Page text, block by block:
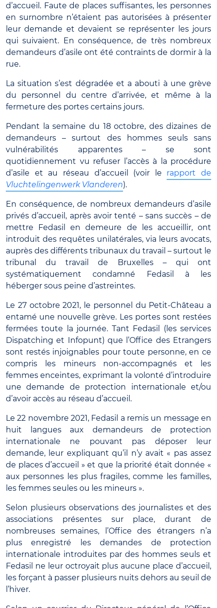
d’accueil. Faute de places suffisantes, les personnes
en surnombre n’étaient pas autorisées à présenter
leur demande et devaient se représenter les jours
qui suivaient. En conséquence, de très nombreux
demandeurs d’asile ont été contraints de dormir à la
rue.
La situation s’est dégradée et a abouti à une grève
du personnel du centre d’arrivée, et même à la
fermeture des portes certains jours.
Pendant la semaine du 18 octobre, des dizaines de
demandeurs – surtout des hommes seuls sans
vulnérabilités apparentes – se sont
quotidiennement vu refuser l’accès à la procédure
d’asile et au réseau d’accueil (voir le rapport de
Vluchtelingenwerk Vlanderen).
En conséquence, de nombreux demandeurs d’asile
privés d’accueil, après avoir tenté – sans succès – de
mettre Fedasil en demeure de les accueillir, ont
introduit des requêtes unilatérales, via leurs avocats,
auprès des différents tribunaux du travail – surtout le
tribunal du travail de Bruxelles – qui ont
systématiquement condamné Fedasil à les
héberger sous peine d’astreintes.
Le 27 octobre 2021, le personnel du Petit-Château a
entamé une nouvelle grève. Les portes sont restées
fermées toute la journée. Tant Fedasil (les services
Dispatching et Infopunt) que l’Office des Etrangers
sont restés injoignables pour toute personne, en ce
compris les mineurs non-accompagnés et les
femmes enceintes, exprimant la volonté d’introduire
une demande de protection internationale et/ou
d’avoir accès au réseau d’accueil.
Le 22 novembre 2021, Fedasil a remis un message en
huit langues aux demandeurs de protection
internationale ne pouvant pas déposer leur
demande, leur expliquant qu’il n’y avait « pas assez
de places d’accueil » et que la priorité était donnée «
aux personnes les plus fragiles, comme les familles,
les femmes seules ou les mineurs ».
Selon plusieurs observations des journalistes et des
associations présentes sur place, durant de
nombreuses semaines, l’Office des étrangers n’a
plus enregistré les demandes de protection
internationale introduites par des hommes seuls et
Fedasil ne leur octroyait plus aucune place d’accueil,
les forçant à passer plusieurs nuits dehors au seuil de
l’hiver.